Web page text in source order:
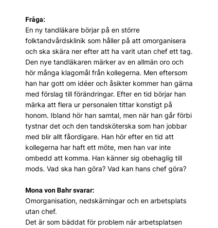
Fråga:
En ny tandläkare börjar på en större
folktandvårdsklinik som håller på att omorganisera
och ska skära ner efter att ha varit utan chef ett tag.
Den nye tandläkaren märker av en allmän oro och
hör många klagomål från kollegerna. Men eftersom
han har gott om idéer och åsikter kommer han gärna
med förslag till förändringar. Efter en tid börjar han
märka att flera ur personalen tittar konstigt på
honom. Ibland hör han samtal, men när han går förbi
tystnar det och den tandsköterska som han jobbar
med blir allt fåordigare. Han hör efter en tid att
kollegerna har haft ett möte, men han var inte
ombedd att komma. Han känner sig obehaglig till
mods. Vad ska han göra? Vad kan hans chef göra?
Mona von Bahr svarar:
Omorganisation, nedskärningar och en arbetsplats
utan chef.
Det är som bäddat för problem när arbetsplatsen